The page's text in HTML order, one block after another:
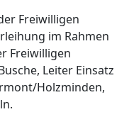
Freiwilligen
im Rahmen
Freiwilligen
Leiter Einsatz
Holzminden,